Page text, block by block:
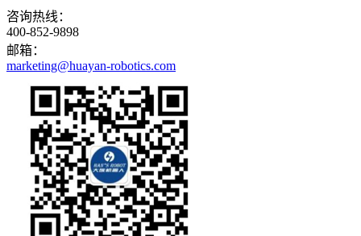
咨询热线：
400-852-9898
邮箱：
marketing@huayan-robotics.com